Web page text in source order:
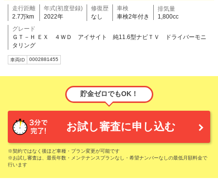
走行距離
2.7万km
年式(初度登録)
2022年
修復歴
なし
車検
車検2年付き
排気量
1,800cc
グレード
ＧＴ－Ｈ ＥＸ ４ＷＤ アイサイト 純11.6型ナビＴＶ ドライバーモニ
タリング
車両ID 0002881455
貯金ゼロでもOK！
お試し審査に申し込む
※契約ではなく後ほど車種・プラン変更が可能です
※お試し審査は、最長年数・メンテナンスプランなし・希望ナンバーなしの最低月額料金で
行います